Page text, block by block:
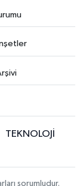
TEKNOLOJİ
sorumludur.